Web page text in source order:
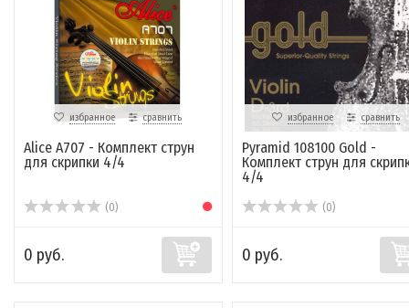
избранное сравнить
Alice A707 - Комплект струн
для скрипки 4/4
(0)
0 руб.
избранное сравнить
Pyramid 108100 Gold -
Комплект струн для
4/4
(0)
0 руб.